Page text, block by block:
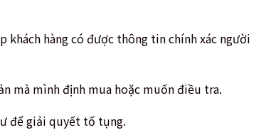
hàng có được thông tin chính xác người
mà mình định mua hoặc muốn điều tra.
để giải quyết tố tụng.